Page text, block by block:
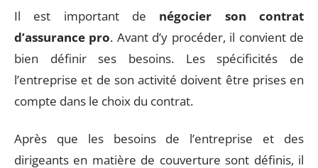
Il est important de négocier son contrat
d’assurance pro. Avant d’y procéder, il convient de
bien définir ses besoins. Les spécificités de
l’entreprise et de son activité doivent être prises en
compte dans le choix du contrat.
Après que les besoins de l’entreprise et des
dirigeants en matière de couverture sont définis, il